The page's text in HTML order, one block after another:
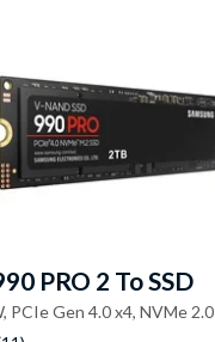
PRO 2 To SSD
PCIe Gen 4.0 x4, NVMe 2.0